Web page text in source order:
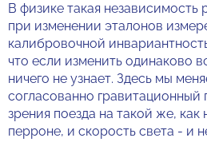
В физике такая независимость
при изменении эталонов
калибровочной
что если изменить одинаково
ничего не узнает. Здесь мы
согласованно гравитационный
зрения поезда на такой же, как
перроне, и скорость света - и